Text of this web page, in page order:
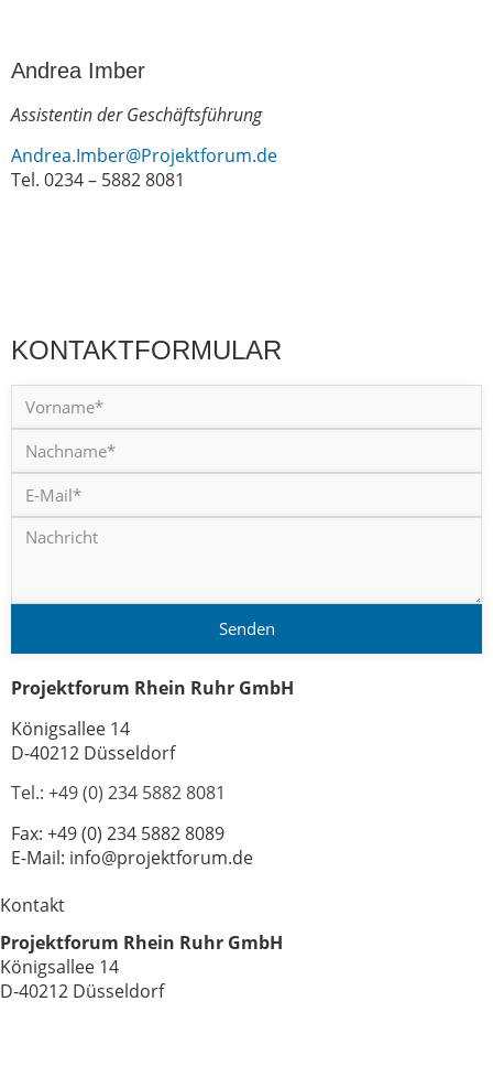
Andrea Imber
Assistentin der Geschäftsführung
Andrea.Imber@Projektforum.de
Tel. 0234 – 5882 8081
KONTAKTFORMULAR
Senden
Projektforum Rhein Ruhr GmbH
Königsallee 14
D-40212 Düsseldorf
Tel.: +49 (0) 234 5882 8081
Fax: +49 (0) 234 5882 8089
E-Mail: info@projektforum.de
Kontakt
Projektforum Rhein Ruhr GmbH
Königsallee 14
D-40212 Düsseldorf